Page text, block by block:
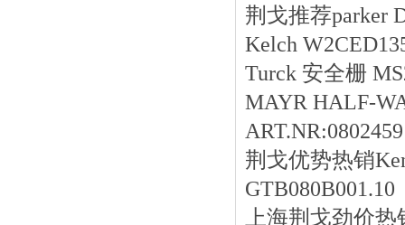
荆戈推荐parker
Kelch
Turck 安全栅
MAYR HALF-
荆戈优势热销
GTB080B001.10
上海荆戈劲价热